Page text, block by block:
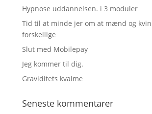
Hypnose uddannelsen. i 3 moduler
Tid til at minde jer om at mænd og
forskellige
Slut med Mobilepay
Jeg kommer til dig.
Graviditets kvalme
Seneste kommentarer